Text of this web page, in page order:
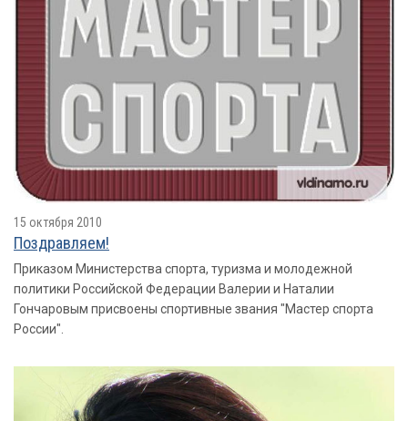
15 октября 2010
Поздравляем!
Приказом Министерства спорта, туризма и молодежной
политики Российской Федерации Валерии и Наталии
Гончаровым присвоены спортивные звания "Мастер спорта
России".